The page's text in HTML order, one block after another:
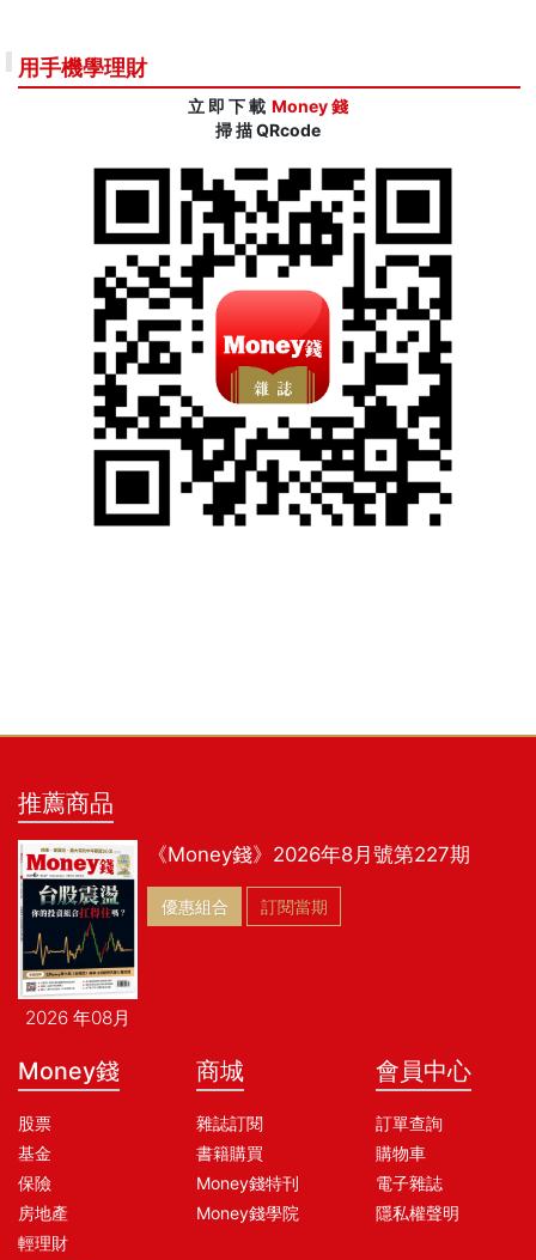
用手機學理財
立 即 下 載 Money 錢
掃 描 QRcode
推薦商品
2026 年08月
《Money錢》2026年8月號第227期
優惠組合 訂閱當期
Money錢
股票
基金
保險
房地產
輕理財
商城
雜誌訂閱
書籍購買
Money錢特刊
Money錢學院
會員中心
訂單查詢
購物車
電子雜誌
隱私權聲明